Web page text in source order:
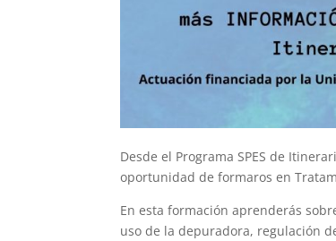
Desde el Programa SPES de
oportunidad de formaros en
En esta formación aprenderás
uso de la depuradora, regulación